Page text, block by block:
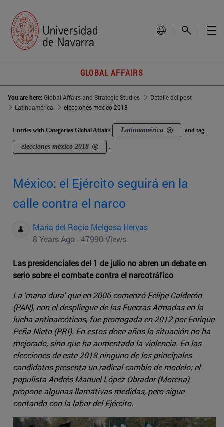
GLOBAL AFFAIRS
You are here:Global Affairs and Strategic Studies
Detalle del post
Latinoamérica
elecciones méxico 2018
Entries with Categorías Global Affairs Latinoamérica and tag
elecciones méxico 2018 .
México: el Ejército seguirá en la
calle contra el narco
Maria del Rocio Melgosa Hervas
8 Years Ago - 47990 Views
Las presidenciales del 1 de julio no abren un debate en
serio sobre el combate contra el narcotráfico
La 'mano dura' que en 2006 comenzó Felipe Calderón
(PAN), con el despliegue de las Fuerzas Armadas en la
lucha antinarcóticos, fue prorrogada en 2012 por Enrique
Peña Nieto (PRI). En estos doce años la situación no ha
mejorado, sino que ha aumentado la violencia. En las
elecciones de este 2018 ninguno de los principales
candidatos presenta un radical cambio de modelo; el
populista Andrés Manuel López Obrador (Morena)
propone algunas llamativas medidas, pero sigue
contando con la labor del Ejército.